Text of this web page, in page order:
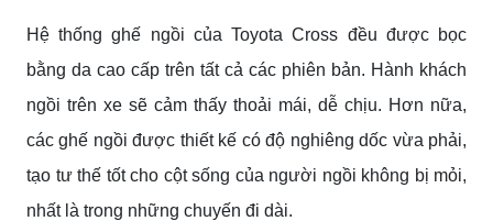
Hệ thống ghế ngồi của Toyota Cross đều được bọc
bằng da cao cấp trên tất cả các phiên bản. Hành khách
ngồi trên xe sẽ cảm thấy thoải mái, dễ chịu. Hơn nữa,
các ghế ngồi được thiết kế có độ nghiêng dốc vừa phải,
tạo tư thế tốt cho cột sống của người ngồi không bị mỏi,
nhất là trong những chuyến đi dài.